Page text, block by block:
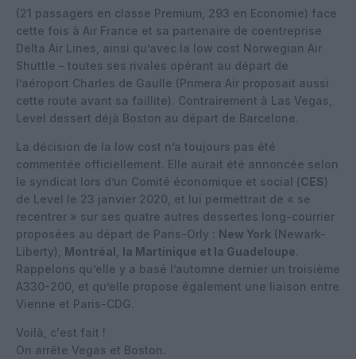
(21 passagers en classe Premium, 293 en Economie) face
cette fois à Air France et sa partenaire de coentreprise
Delta Air Lines, ainsi qu’avec la low cost Norwegian Air
Shuttle – toutes ses rivales opérant au départ de
l’aéroport Charles de Gaulle (Primera Air proposait aussi
cette route avant sa faillite). Contrairement à Las Vegas,
Level dessert déjà Boston au départ de Barcelone.
La décision de la low cost n’a toujours pas été
commentée officiellement. Elle aurait été annoncée selon
le syndicat lors d’un Comité économique et social (CES)
de Level le 23 janvier 2020, et lui permettrait de « se
recentrer » sur ses quatre autres dessertes long-courrier
proposées au départ de Paris-Orly : New York (Newark-
Liberty), Montréal la Martinique et la Guadeloupe.
Rappelons qu’elle y a basé l’automne dernier un troisième
A330-200, et qu’elle propose également une liaison entre
Vienne et Paris-CDG.
Voilà, c'est fait !
On arrête Vegas et Boston.